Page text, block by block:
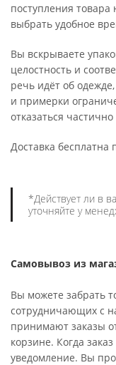
поступления товара
выбрать удобное
Вы вскрываете
целостность и
речь идёт об
и примерки
отказаться
Доставка бесплатна
*Действует ли в
уточняйте у
Самовывоз из
Вы можете забрать
сотрудничающих с
принимают заказы
корзине. Когда
уведомление. Вы